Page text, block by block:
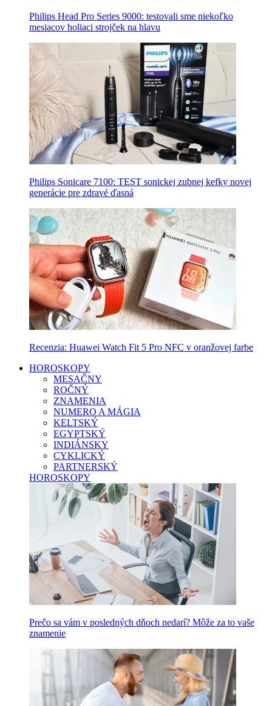
Philips Head Pro Series 9000: testovali sme niekoľko
mesiacov holiaci strojček na hlavu
Philips Sonicare 7100: TEST sonickej zubnej kefky novej
generácie pre zdravé ďasná
Recenzia: Huawei Watch Fit 5 Pro NFC v oranžovej farbe
HOROSKOPY
MESAČNY
ROČNÝ
ZNAMENIA
NUMERO A MÁGIA
KELTSKÝ
EGYPTSKÝ
INDIÁNSKY
CYKLICKÝ
PARTNERSKÝ
HOROSKOPY
Prečo sa vám v posledných dňoch nedarí? Môže za to vaše
znamenie